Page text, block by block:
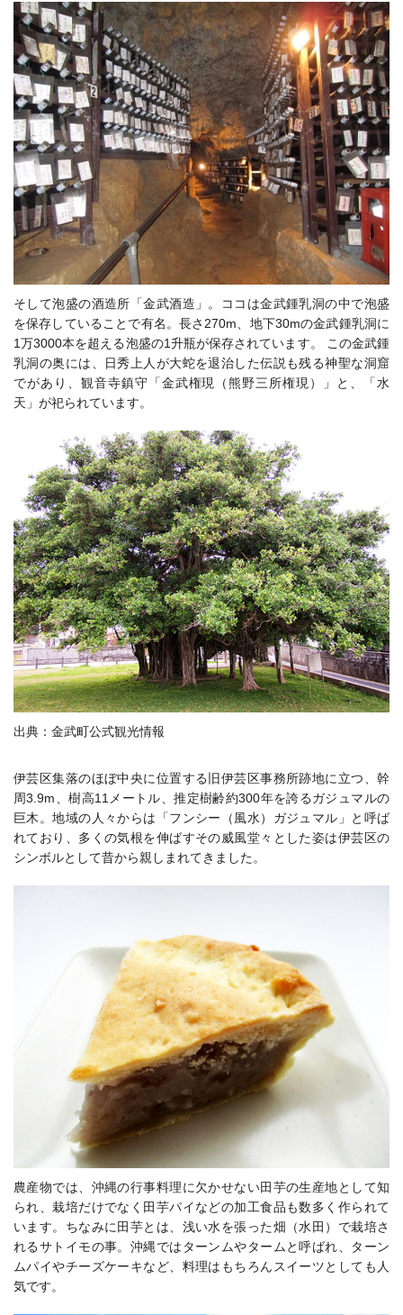
そして泡盛の酒造所「金武酒造」。ココは金武鍾乳洞の中で泡盛
を保存していることで有名。 長さ270m、地下30mの金武鍾乳洞に
1万3000本を超える泡盛の1升瓶が保存されています。
この金武鍾
乳洞の奥には、日秀上人が大蛇を退治した伝説も残る神聖な洞窟
でがあり、観音寺鎮守「金武権現（熊野三所権現）」と、「水
天」が祀られています。
出典：金武町公式観光情報
伊芸区集落のほぼ中央に位置する旧伊芸区事務所跡地に立つ、幹
周3.9m、樹高11メートル、推定樹齢約300年を誇るガジュマルの
巨木。地域の人々からは「フンシー（風水）ガジュマル」と呼ば
れており、多くの気根を伸ばすその威風堂々とした姿は伊芸区の
シンボルとして昔から親しまれてきました。
農産物では、沖縄の行事料理に欠かせない田芋の生産地として知
られ、栽培だけでなく田芋パイなどの加工食品も数多く作られて
います。ちなみに田芋とは、 浅い水を張った畑（水田）で栽培さ
れるサトイモの事。 沖縄ではターンムやタームと呼ばれ、ターン
ムパイやチーズケーキなど、料理はもちろんスイーツとしても人
気です。